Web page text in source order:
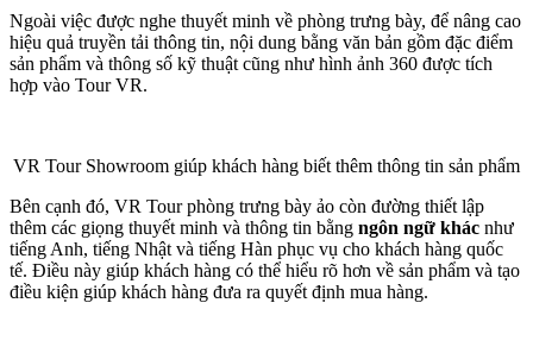
Ngoài việc được nghe thuyết minh về phòng trưng bày, để nâng cao
hiệu quả truyền tải thông tin, nội dung bằng văn bản gồm đặc điểm
sản phẩm và thông số kỹ thuật cũng như hình ảnh 360 được tích
hợp vào Tour VR.
VR Tour Showroom giúp khách hàng biết thêm thông tin sản phẩm
Bên cạnh đó, VR Tour phòng trưng bày ảo còn đường thiết lập
thêm các giọng thuyết minh và thông tin bằng ngôn ngữ khác như
tiếng Anh, tiếng Nhật và tiếng Hàn phục vụ cho khách hàng quốc
tế. Điều này giúp khách hàng có thể hiểu rõ hơn về sản phẩm và tạo
điều kiện giúp khách hàng đưa ra quyết định mua hàng.